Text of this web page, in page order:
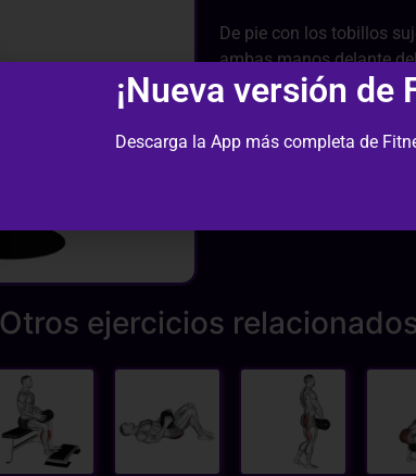
De pie con los tobillos
ambas manos delante
piernas 90º dejando
Otros ejercicios
¡Nueva versión de
Descarga la App más completa de